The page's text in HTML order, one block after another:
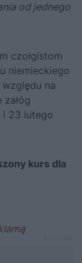
od jednego
czołgistom
niemieckiego
na
i 23 lutego
kurs dla